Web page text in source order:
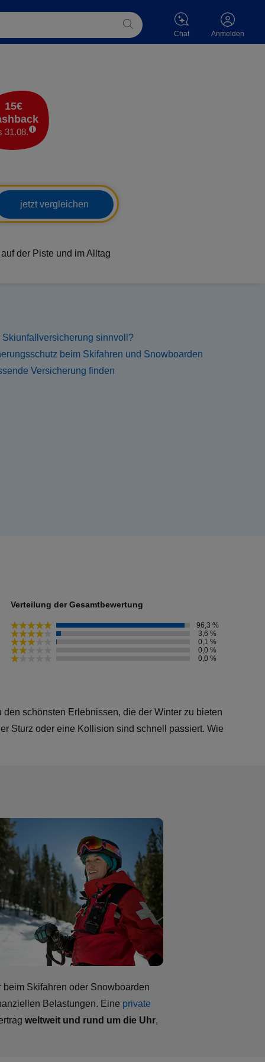
Chat Anmelden
15€
31.08.
jetzt vergleichen
der Piste und im Alltag
Skiunfallversicherung sinnvoll?
beim Skifahren und Snowboarden
Versicherung finden
Verteilung der Gesamtbewertung
96,3 %
3,6 %
0,1 %
0,0 %
0,0 %
schönsten Erlebnissen, die der Winter zu bieten
Sturz oder eine Kollision sind schnell passiert. Wie
Skifahren oder Snowboarden
Belastungen. Eine private
weltweit und rund um die Uhr,